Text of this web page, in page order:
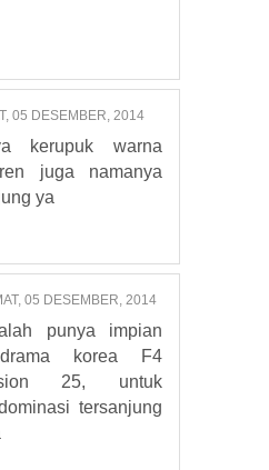
05 DESEMBER, 2014
kerupuk warna
juga namanya
ya
05 DESEMBER, 2014
punya impian
drama korea F4
25, untuk
tersanjung